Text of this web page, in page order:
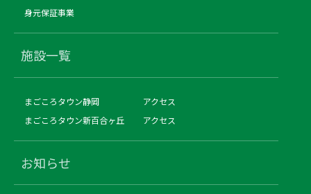
身元保証事業
施設一覧
まごころタウン静岡
アクセス
まごころタウン新百合ヶ丘
アクセス
お知らせ